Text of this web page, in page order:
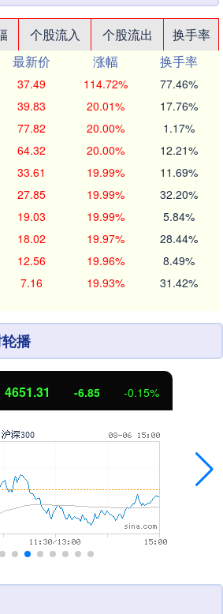
个股流入 个股流出
换手率
最新价 涨幅
换手率
37.49 114.72% 77.46%
39.83 20.01% 17.76%
77.82 20.00% 1.17%
64.32 20.00% 12.21%
33.61 19.99% 11.69%
27.85 19.99% 32.20%
19.03 19.99% 5.84%
18.02 19.97% 28.44%
12.56 19.96% 8.49%
7.16 19.93% 31.42%
播
4651.31 -6.85 -0.15%